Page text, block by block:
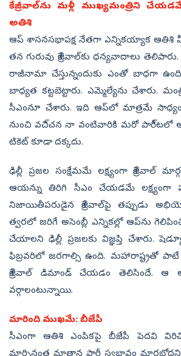
కేజ్రీవాల్‌ను మళ్లీ ముఖ్యమంత్రిని
అతిశి
ఆప్‌ శాసనసభాపక్ష నేతగా ఎన్నికయ్యాక
తన గురువు కేజ్రీవాల్‌కు ధన్యవాదాలు
రాజీనామా చేస్తున్నందుకు ఎంతో బాధగా
బాధ్యత కట్టబెట్టారు. ఎమ్మెల్యేను చేశారు.
సీఎంనూ చేశారు. ఇది ఆప్‌లో మాత్రమే
నుంచి వచి్చన నా వంటివారికి మరో పారీ్టలో
టికెట్‌ కూడా దక్కదు.
ఢిల్లీ ప్రజల సంక్షేమమే లక్ష్యంగా కేజ్రీవాల్‌
ఆయన్ను తిరిగి సీఎం చేయడమే లక్ష్యంగా
నిజాయితీపరుడైన కేజ్రీవాల్‌పై తప్పుడు
త్వరలో జరిగే అసెంబ్లీ ఎన్నికల్లో ఆప్‌ను
చేయాలని ఢిల్లీ ప్రజలకు విజ్ఞప్తి చేశారు.
ఫిబ్రవరిలో జరగాల్సి ఉంది. మహారాష్ట్రతో పాటే
కేజ్రీవాల్‌ డిమాండ్‌ చేయడం తెలిసిందే. ఆ
వర్గాలంటున్నాయి.
మారింది ముఖమే: బీజేపీ
సీఎంగా ఆతిశి ఎంపికపై బీజేపీ పెదవి